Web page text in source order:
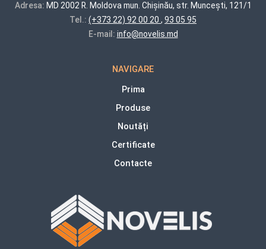
Adresa: MD 2002 R. Moldova mun. Chișinău, str. Muncești, 121/1
Tel.: (+373 22) 92 00 20 , 93 05 95
E-mail: info@novelis.md
NAVIGARE
Prima
Produse
Noutăți
Certificate
Contacte